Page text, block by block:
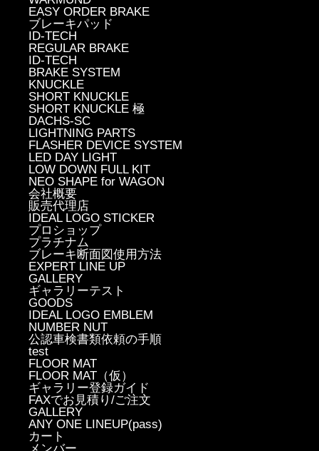
EASY ORDER BRAKE
ブレーキパッド
ID-TECH
REGULAR BRAKE
ID-TECH
BRAKE SYSTEM
KNUCKLE
SHORT KNUCKLE
SHORT KNUCKLE 極
DACHS-SC
LIGHTNING PARTS
FLASHER DEVICE SYSTEM
LED DAY LIGHT
LOW DOWN FULL KIT
NEO SHAPE for WAGON
会社概要
販売代理店
IDEAL LOGO STICKER
プロショップ
プラチナム
ブレーキ断面図使用方法
EXPERT LINE UP
GALLERY
ギャラリーテスト
GOODS
IDEAL LOGO EMBLEM
NUMBER NUT
公認車検書類依頼の手順
test
FLOOR MAT
FLOOR MAT（仮）
ギャラリー登録ガイド
FAXでお見積り/ご注文
GALLERY
ANY ONE LINEUP(pass)
カート